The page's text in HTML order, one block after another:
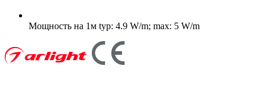
Мощность на 1м typ: 4.9 W/m; max: 5 W/m